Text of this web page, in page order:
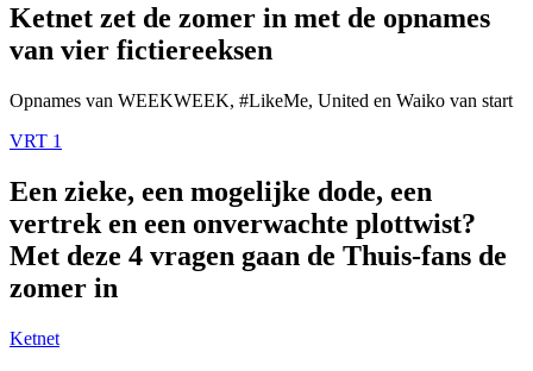
Ketnet zet de zomer in met de opnames
van vier fictiereeksen
Opnames van WEEKWEEK, #LikeMe, United en Waiko van start
VRT 1
Een zieke, een mogelijke dode, een
vertrek en een onverwachte plottwist?
Met deze 4 vragen gaan de Thuis-fans de
zomer in
Ketnet